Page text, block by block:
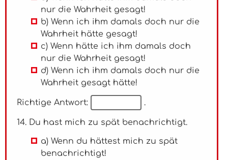
nur die Wahrheit gesagt!
b) Wenn ich ihm damals doch nur die
Wahrheit hätte gesagt!
c) Wenn hätte ich ihm damals doch
nur die Wahrheit gesagt!
d) Wenn ich ihm damals doch nur die
Wahrheit gesagt hätte!
Richtige Antwort: .
14. Du hast mich zu spät benachrichtigt.
a) Wenn du hättest mich zu spät
benachrichtigt!